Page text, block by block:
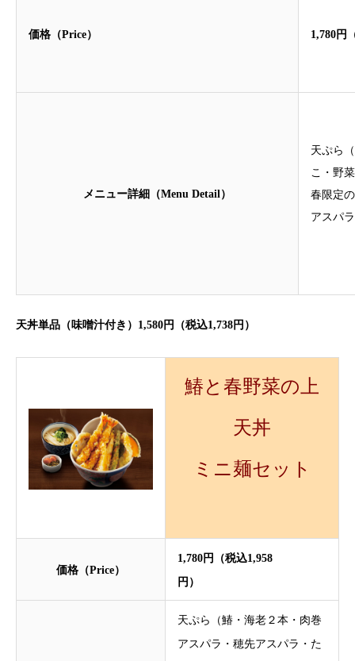
価格（Price） 1,780円
メニュー詳細（Menu Detail）
天ぷら
こ・野
春限定
アスパ
天丼単品（味噌汁付き） 1,580円（税込1,738円）
鰆と春野菜の上
天丼
ミニ麺セット
価格（Price）
1,780円（税込1,958
円）
天ぷら（鰆・海老２本・肉巻
アスパラ・穂先アスパラ・た